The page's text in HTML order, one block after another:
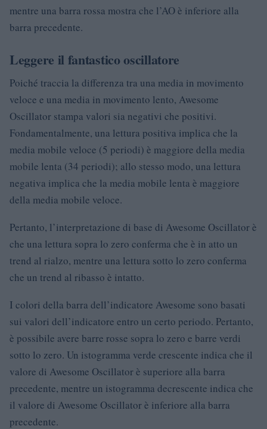
mentre una barra rossa mostra che l’AO è inferiore alla
barra precedente.
Leggere il fantastico oscillatore
Poiché traccia la differenza tra una media in movimento
veloce e una media in movimento lento, Awesome
Oscillator stampa valori sia negativi che positivi.
Fondamentalmente, una lettura positiva implica che la
media mobile veloce (5 periodi) è maggiore della media
mobile lenta (34 periodi); allo stesso modo, una lettura
negativa implica che la media mobile lenta è maggiore
della media mobile veloce.
Pertanto, l’interpretazione di base di Awesome Oscillator è
che una lettura sopra lo zero conferma che è in atto un
trend al rialzo, mentre una lettura sotto lo zero conferma
che un trend al ribasso è intatto.
I colori della barra dell’indicatore Awesome sono basati
sui valori dell’indicatore entro un certo periodo. Pertanto,
è possibile avere barre rosse sopra lo zero e barre verdi
sotto lo zero. Un istogramma verde crescente indica che il
valore di Awesome Oscillator è superiore alla barra
precedente, mentre un istogramma decrescente indica che
il valore di Awesome Oscillator è inferiore alla barra
precedente.